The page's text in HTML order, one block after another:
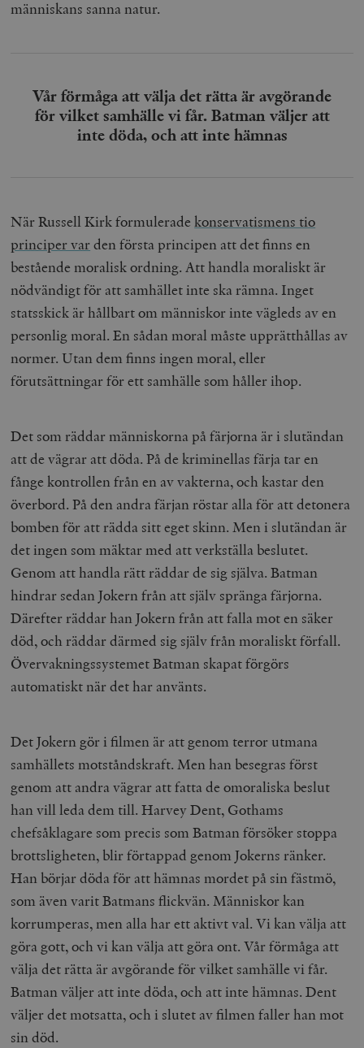
människans sanna natur.
Vår förmåga att välja det rätta är avgörande
för vilket samhälle vi får. Batman väljer att
inte döda, och att inte hämnas
När Russell Kirk formuleradekonservatismens tio
principer varden första principen att det finns en
bestående moralisk ordning. Att handla moraliskt är
nödvändigt för att samhället inte ska rämna. Inget
statsskick är hållbart om människor inte vägleds av en
personlig moral. En sådan moral måste upprätthållas av
normer. Utan dem finns ingen moral, eller
förutsättningar för ett samhälle som håller ihop.
Det som räddar människorna på färjorna är i slutändan
att de vägrar att döda. På de kriminellas färja tar en
fånge kontrollen från en av vakterna, och kastar den
överbord. På den andra färjan röstar alla för att detonera
bomben för att rädda sitt eget skinn. Men i slutändan är
det ingen som mäktar med att verkställa beslutet.
Genom att handla rätt räddar de sig själva. Batman
hindrar sedan Jokern från att själv spränga färjorna.
Därefter räddar han Jokern från att falla mot en säker
död, och räddar därmed sig själv från moraliskt förfall.
Övervakningssystemet Batman skapat förgörs
automatiskt när det har använts.
Det Jokern gör i filmen är att genom terror utmana
samhällets motståndskraft. Men han besegras först
genom att andra vägrar att fatta de omoraliska beslut
han vill leda dem till. Harvey Dent, Gothams
chefsåklagare som precis som Batman försöker stoppa
brottsligheten, blir förtappad genom Jokerns ränker.
Han börjar döda för att hämnas mordet på sin fästmö,
som även varit Batmans flickvän. Människor kan
korrumperas, men alla har ett aktivt val. Vi kan välja att
göra gott, och vi kan välja att göra ont. Vår förmåga att
välja det rätta är avgörande för vilket samhälle vi får.
Batman väljer att inte döda, och att inte hämnas. Dent
väljer det motsatta, och i slutet av filmen faller han mot
sin död.